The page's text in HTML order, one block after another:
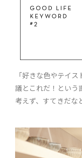
「好きな色やテイ
議とこれだ！という
考えず、すてきだな